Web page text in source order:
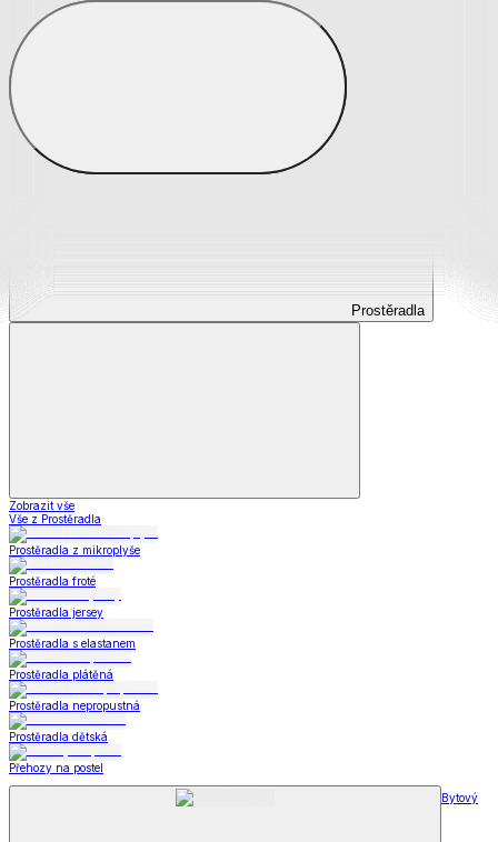
Prostěradla
Prostěradla
Zobrazit vše
Vše z Prostěradla
Prostěradla z mikroplyše
Prostěradla froté
Prostěradla jersey
Prostěradla s elastanem
Prostěradla plátěná
Prostěradla nepropustná
Prostěradla dětská
Přehozy na postel
Bytový